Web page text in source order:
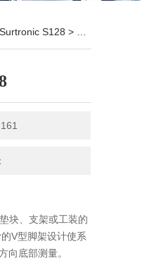
Surtronic S128 > 泰勒TAYLOR HOBSON S128
块、支架或工装的
V型脚架设计使系
向底部测量。